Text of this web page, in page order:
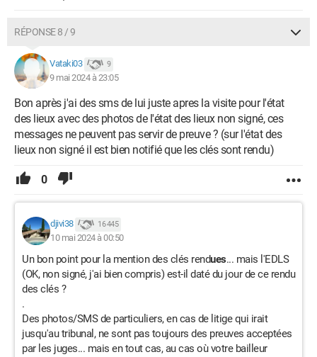
RÉPONSE 8 / 9
Vataki03 9
9 mai 2024 à 23:05
Bon après j'ai des sms de lui juste apres la visite pour l'état
des lieux avec des photos de l'état des lieux non signé, ces
messages ne peuvent pas servir de preuve ? (sur l'état des
lieux non signé il est bien notifié que les clés sont rendu)
0
djivi38 16 445
10 mai 2024 à 00:50
Un bon point pour la mention des clés rendues... mais l'EDLS
(OK, non signé, j'ai bien compris) est-il daté du jour de ce rendu
des clés ?
.
Des photos/SMS de particuliers, en cas de litige qui irait
jusqu'au tribunal, ne sont pas toujours des preuves acceptées
par les juges... mais en tout cas, au cas où votre bailleur